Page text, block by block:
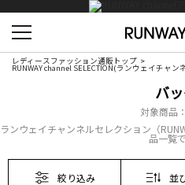
レディースファッション通販トップ
RUNWAY channel SELECTION(ランウェイチャ
バ
対象商品：
ランウェイチャンネルセレクション（
品一覧で
絞り込み 並